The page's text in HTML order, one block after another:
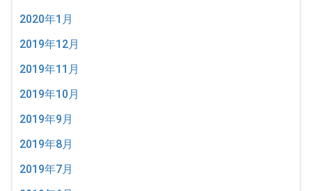
2020年1月
2019年12月
2019年11月
2019年10月
2019年9月
2019年8月
2019年7月